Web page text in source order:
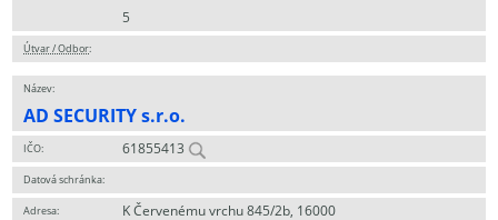
5
Útvar / Odbor:
Název:
AD SECURITY s.r.o.
IČO: 61855413
Datová schránka:
Adresa:
K Červenému vrchu 845/2b, 16000